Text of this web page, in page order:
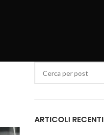
ARTICOLI RECENTI